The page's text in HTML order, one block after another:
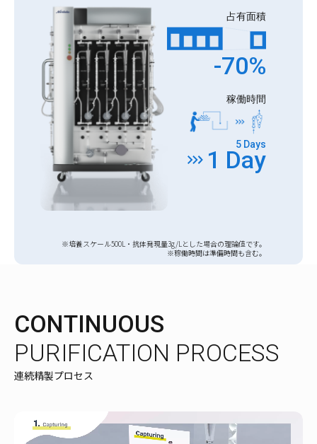
占有面積
-70%
稼働時間
5 Days
1 Day
※培養スケール500L・抗体発現量3g/Lとした場合の理論値です。
※稼働時間は準備時間も含む。
CONTINUOUS
PURIFICATION PROCESS
連続精製プロセス